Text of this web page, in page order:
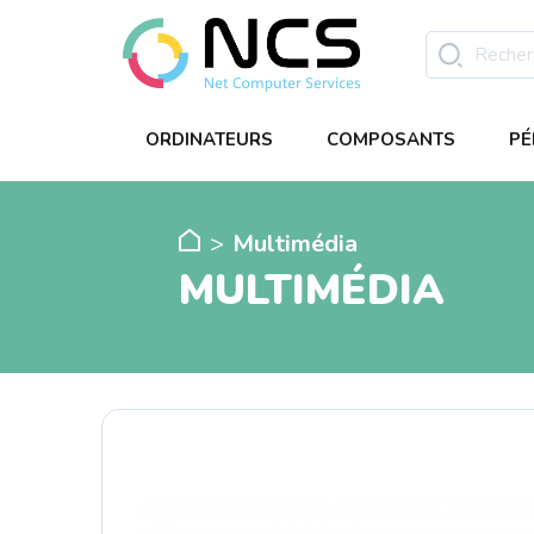
ORDINATEURS COMPOSANTS
Multimédia
MULTIMÉDIA